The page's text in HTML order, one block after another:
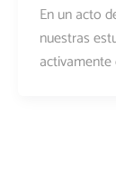
En un acto
nuestras